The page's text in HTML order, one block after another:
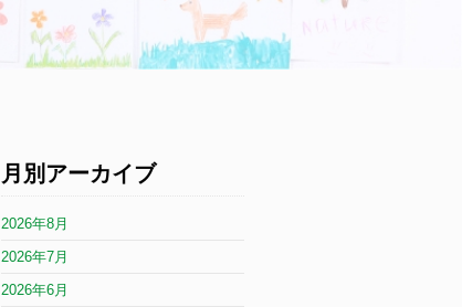
月別アーカイブ
2026年8月
2026年7月
2026年6月